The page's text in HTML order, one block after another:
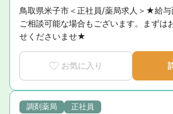
鳥取県米子市＜正社員/薬局求人＞★給与
ご相談可能な場合もございます。まずは
せくださいませ★
お気に入り
調剤薬局 正社員